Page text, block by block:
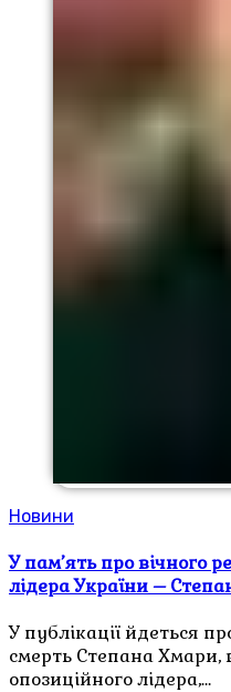
Новини
У пам’ять про вічного
лідера України –
У публікації йдеться
смерть Степана Хмари,
опозиційного лідера,…